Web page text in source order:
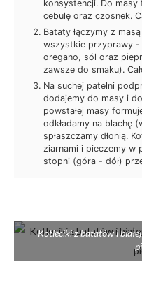
konsystencji. Do
cebulę oraz czosnek.
Bataty łączymy z
wszystkie przyprawy -
oregano, sól oraz
zawsze do smaku).
Na suchej patelni
dodajemy do masy i
powstałej masy
odkładamy na blachę
spłaszczamy dłonią.
ziarnami i pieczemy w
stopni (góra - dół)
Kotleciki z batatów i